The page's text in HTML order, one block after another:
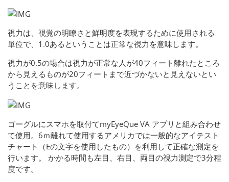
視力は、視覚の明瞭さと鮮明度を表現するために使用される
単位で、1.0あるということは正常な視力を意味します。
視力が0.5の場合は視力が正常な人が40フィート離れたところ
から見えるものが20フィートまで近づかないと見えないとい
うことを意味します。
ゴーグルにスマホを取付てmyEyeQue VA アプリと組み合わせ
て使用。6ｍ離れて使用するアメリカでは一般的なアイテスト
チャート（Eの文字を使用したもの）を利用して正確な測定を
行います。 かかる時間も左目、右目、両目の視力測定で3分程
度です。